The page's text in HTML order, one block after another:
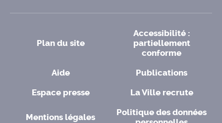
Plan du site
Accessibilité :
partiellement
conforme
Aide
Publications
Espace presse
La Ville recrute
Mentions légales
Politique des données